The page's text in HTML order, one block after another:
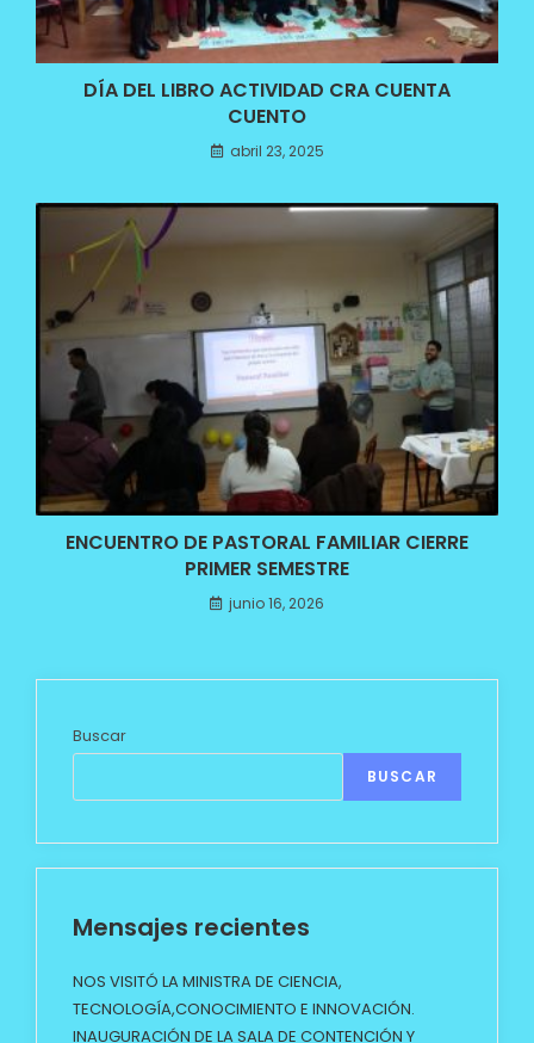
DÍA DEL LIBRO ACTIVIDAD CRA CUENTA
CUENTO
abril 23, 2025
ENCUENTRO DE PASTORAL FAMILIAR CIERRE
PRIMER SEMESTRE
junio 16, 2026
Buscar
BUSCAR
Mensajes recientes
NOS VISITÓ LA MINISTRA DE CIENCIA,
TECNOLOGÍA,CONOCIMIENTO E INNOVACIÓN.
INAUGURACIÓN DE LA SALA DE CONTENCIÓN Y